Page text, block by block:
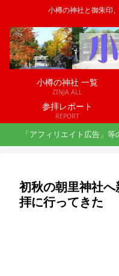
小樽の神社と御朱印
小樽の神社 一覧
ZINJA ALL
参拝レポート
REPORT
「アフィリエイト広告」
初秋の朝里神社
拝に行ってきた